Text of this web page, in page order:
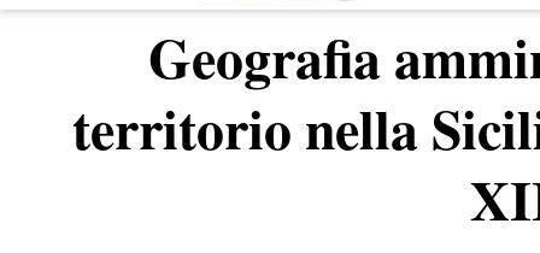
Geografia
territorio nella